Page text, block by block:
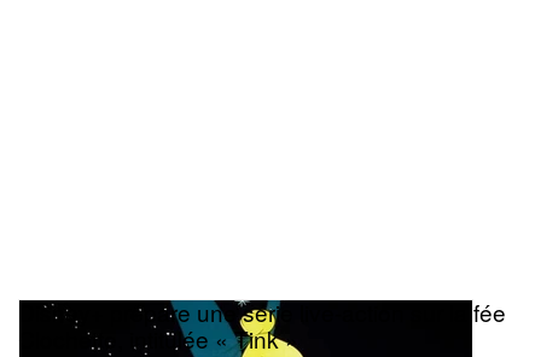
Disney+ prépare une série live-action sur la fée
Clochette, intitulée « Tink »